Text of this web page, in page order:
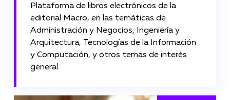
Plataforma de libros electrónicos de la
editorial Macro, en las temáticas de
Administración y Negocios, Ingeniería y
Arquitectura, Tecnologías de la Información
y Computación, y otros temas de interés
general.